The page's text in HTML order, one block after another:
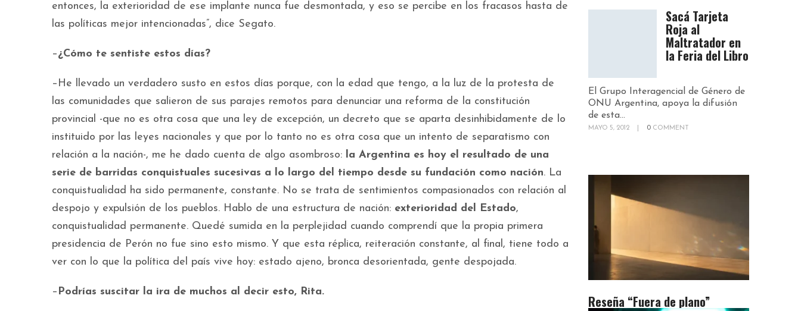
entonces, la exterioridad de ese implante nunca fue desmontada, y eso se percibe en los fracasos hasta de
las políticas mejor intencionadas”, dice Segato.
–¿Cómo te sentiste estos días?
–He llevado un verdadero susto en estos días porque, con la edad que tengo, a la luz de la protesta de
las comunidades que salieron de sus parajes remotos para denunciar una reforma de la constitución
provincial -que no es otra cosa que una ley de excepción, un decreto que se aparta desinhibidamente de lo
instituido por las leyes nacionales y que por lo tanto no es otra cosa que un intento de separatismo con
relación a la nación-, me he dado cuenta de algo asombroso: la Argentina es hoy el resultado de una
serie de barridas conquistuales sucesivas a lo largo del tiempo desde su fundación como nación. La
conquistualidad ha sido permanente, constante. No se trata de sentimientos compasionados con relación al
despojo y expulsión de los pueblos. Hablo de una estructura de nación: exterioridad del Estado,
conquistualidad permanente. Quedé sumida en la perplejidad cuando comprendí que la propia primera
presidencia de Perón no fue sino esto mismo. Y que esta réplica, reiteración constante, al final, tiene todo a
ver con lo que la política del país vive hoy: estado ajeno, bronca desorientada, gente despojada.
– Podrías suscitar la ira de muchos al decir esto, Rita.
Sacá Tarjeta
Roja al
Maltratador en
la Feria del Libro
El Grupo Interagencial de Género de
ONU Argentina, apoya la difusión
de esta...
MAYO 5, 2012 0 COMMENT
Reseña “Fuera de plano”